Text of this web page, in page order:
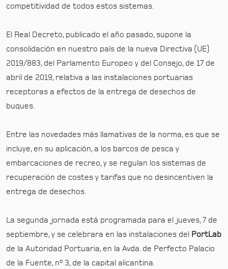
competitividad de todos estos sistemas.
El Real Decreto, publicado el año pasado, supone la
consolidación en nuestro país de la nueva Directiva (UE)
2019/883, del Parlamento Europeo y del Consejo, de 17 de
abril de 2019, relativa a las instalaciones portuarias
receptoras a efectos de la entrega de desechos de
buques.
Entre las novedades más llamativas de la norma, es que se
incluye, en su aplicación, a los barcos de pesca y
embarcaciones de recreo, y se regulan los sistemas de
recuperación de costes y tarifas que no desincentiven la
entrega de desechos.
La segunda jornada está programada para el jueves, 7 de
septiembre, y se celebrara en las instalaciones del
PortLab
de la Autoridad Portuaria, en la Avda. de Perfecto Palacio
de la Fuente, nº 3, de la capital alicantina.